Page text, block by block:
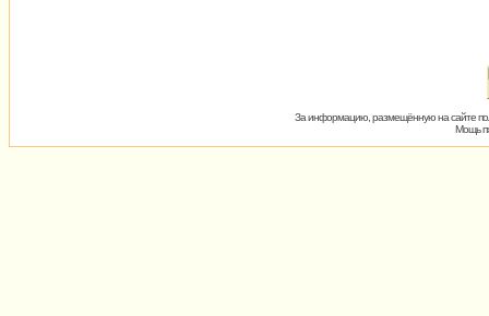
За информацию, размещённую на сайте
Мощь